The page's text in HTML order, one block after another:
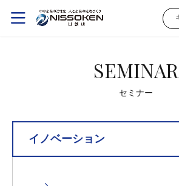
SEMINAR
セミナー
イノベーション